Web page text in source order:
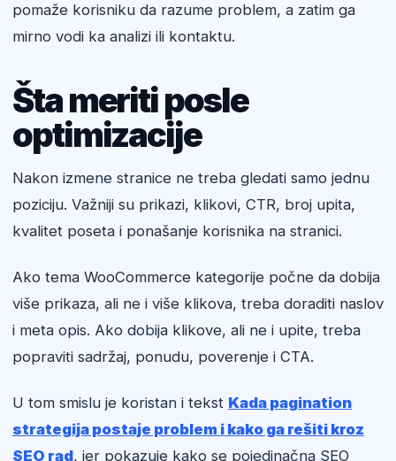
pomaže korisniku da razume problem, a zatim ga
mirno vodi ka analizi ili kontaktu.
Šta meriti posle
optimizacije
Nakon izmene stranice ne treba gledati samo jednu
poziciju. Važniji su prikazi, klikovi, CTR, broj upita,
kvalitet poseta i ponašanje korisnika na stranici.
Ako tema WooCommerce kategorije počne da dobija
više prikaza, ali ne i više klikova, treba doraditi naslov
i meta opis. Ako dobija klikove, ali ne i upite, treba
popraviti sadržaj, ponudu, poverenje i CTA.
U tom smislu je koristan i tekst Kada pagination
strategija postaje problem i kako ga rešiti kroz
SEO rad, jer pokazuje kako se pojedinačna SEO